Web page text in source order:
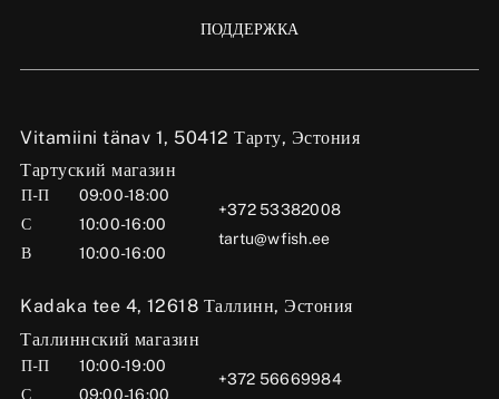
Vitamiini tänav 1, 50412 Тарту, Эстония
Тартуский магазин
П-П
09:00-18:00
С
10:00-16:00
В
10:00-16:00
+372 53382008
tartu@wfish.ee
Kadaka tee 4, 12618 Таллинн, Эстония
Таллиннский магазин
П-П
10:00-19:00
С
09:00-16:00
+372 56669984
ПОДДЕРЖКА